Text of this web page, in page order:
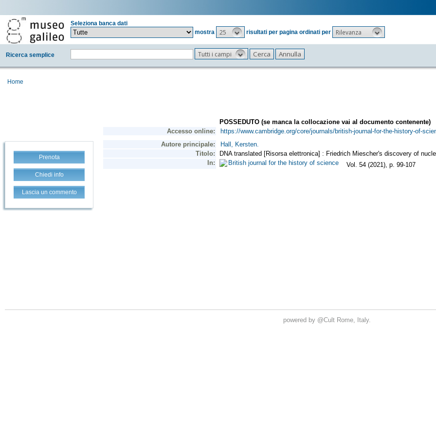
Seleziona banca dati
mostra
25 risultati per pagina ordinati per Rilevanza
Ricerca semplice Tutti i campi
Home
Prenota
Chiedi info
Lascia un commento
powered by @Cult Rome, Italy.